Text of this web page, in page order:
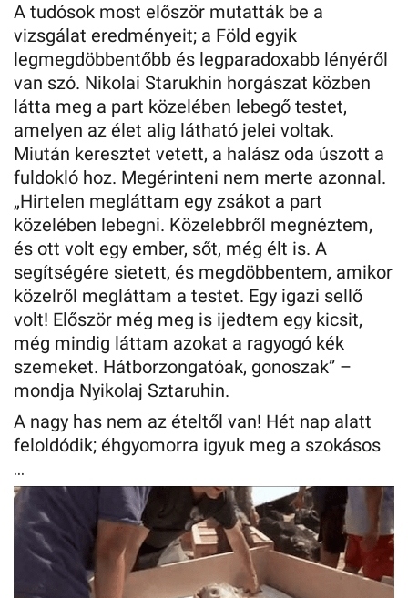
A tudósok most először mutatták be a
vizsgálat eredményeit; a Föld egyik
legmegdöbbentőbb és legparadoxabb lényéről
van szó. Nikolai Starukhin horgászat közben
látta meg a part közelében lebegő testet,
amelyen az élet alig látható jelei voltak.
Miután keresztet vetett, a halász oda úszott a
fuldokló hoz. Megérinteni nem merte azonnal.
„Hirtelen megláttam egy zsákot a part
közelében lebegni. Közelebbről megnéztem,
és ott volt egy ember, sőt, még élt is. A
segítségére sietett, és megdöbbentem, amikor
közelről megláttam a testet. Egy igazi sellő
volt! Először még meg is ijedtem egy kicsit,
még mindig láttam azokat a ragyogó kék
szemeket. Hátborzongatóak, gonoszak” –
mondja Nyikolaj Sztaruhin.
A nagy has nem az ételtől van! Hét nap alatt
feloldódik; éhgyomorra igyuk meg a szokásos
…